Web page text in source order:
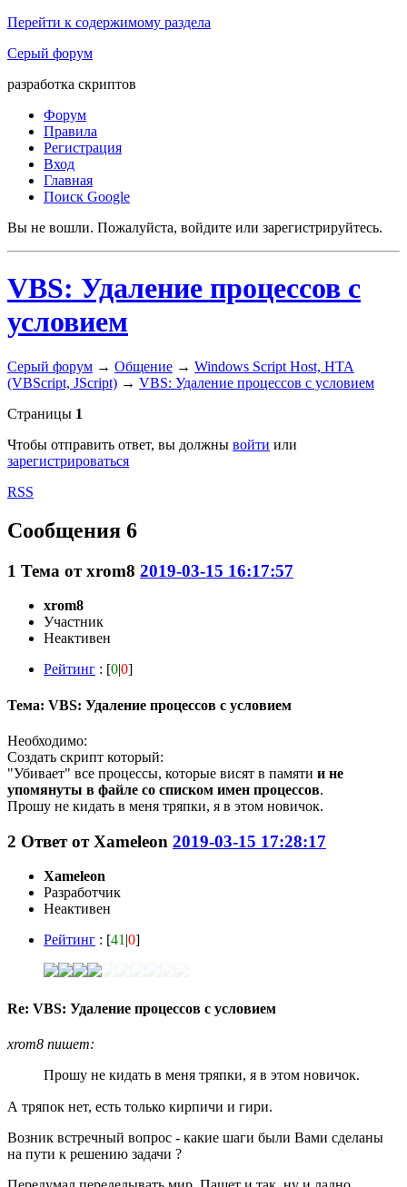
Перейти к содержимому раздела
Серый форум
разработка скриптов
Форум
Правила
Регистрация
Вход
Главная
Поиск Google
Вы не вошли. Пожалуйста, войдите или зарегистрируйтесь.
VBS: Удаление процессов с
условием
Серый форум → Общение → Windows Script Host, HTA
(VBScript, JScript) → VBS: Удаление процессов с условием
Страницы 1
Чтобы отправить ответ, вы должны войти или
зарегистрироваться
RSS
Сообщения 6
1 Тема отxrom8 2019-03-15 16:17:57
xrom8
Участник
Неактивен
Рейтинг : [0|0]
Тема: VBS: Удаление процессов с условием
Необходимо:
Создать скрипт который:
"Убивает" все процессы, которые висят в памяти и не
упомянуты в файле со списком имен процессов.
Прошу не кидать в меня тряпки, я в этом новичок.
2 Ответ отXameleon 2019-03-15 17:28:17
Xameleon
Разработчик
Неактивен
Рейтинг : [41 |0]
Re: VBS: Удаление процессов с условием
xrom8 пишет:
Прошу не кидать в меня тряпки, я в этом новичок.
А тряпок нет, есть только кирпичи и гири.
Возник встречный вопрос - какие шаги были Вами сделаны
на пути к решению задачи ?